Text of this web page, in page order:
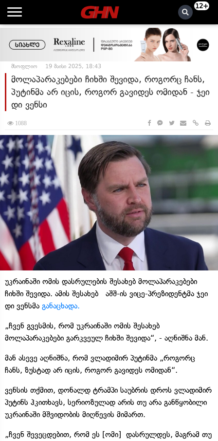
12+
მსოფლიო 19 მაისი 2025, 18:43
მოლაპარაკებები ჩიხში შევიდა, როგორც ჩანს,
პუტინმა არ იცის, როგორ გავიდეს ომიდან - ჯეი
დი ვენსი
1088
უკრაინაში ომის დასრულების შესახებ მოლაპარაკებები
ჩიხში შევიდა. ამის შესახებ აშშ-ის ვიცე-პრეზიდენტმა ჯეი
დი ვენსმა განაცხადა.
„ჩვენ გვესმის, რომ უკრაინაში ომის შესახებ
მოლაპარაკებები გარკვეულ ჩიხში შევიდა“, - აღნიშნა მან.
მან ასევე აღნიშნა, რომ ვლადიმირ პუტინმა „როგორც
ჩანს, ზუსტად არ იცის, როგორ გავიდეს ომიდან“.
ვენსის თქმით, დონალდ ტრამპი საუბრის დროს ვლადიმირ
პუტინს ჰკითხავს, ​​სერიოზულად არის თუ არა განწყობილი
უკრაინაში მშვიდობის მიღწევის მიმართ.
„ჩვენ შევეცდებით, რომ ეს [ომი] დასრულდეს, მაგრამ თუ